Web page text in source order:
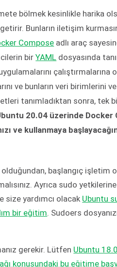
bölmek kesinlikle harika
Bunların iletişim
Compose adlı araç
birYAML dosyasında
çalıştırmalarına
ve bunların veri birimlerini ve
tanımladıktan sonra, tek
20.04 üzerinde Docker
ve kullanmaya
başlangıç işletim
Ayrıca sudo
size yardımcı olacak Ubuntu
bir eğitim . Sudoers
gerekir. Lütfen Ubuntu
konusundaki bu eğitime